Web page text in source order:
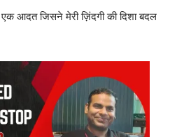
आदत जिसने मेरी ज़िंदगी की दिशा बदल